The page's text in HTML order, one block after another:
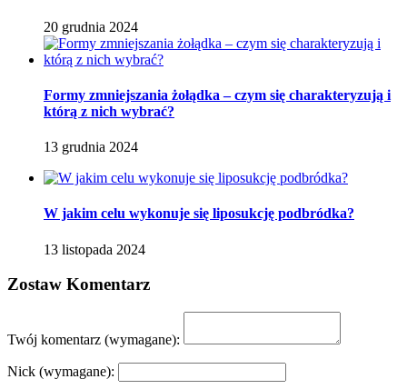
20 grudnia 2024
Formy zmniejszania żołądka – czym się charakteryzują i
którą z nich wybrać?
13 grudnia 2024
W jakim celu wykonuje się liposukcję podbródka?
13 listopada 2024
Zostaw Komentarz
Twój komentarz (wymagane):
Nick (wymagane):